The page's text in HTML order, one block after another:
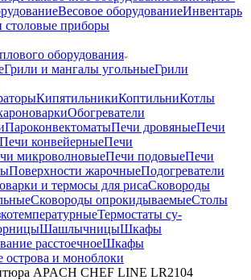
Весовое оборудованиеИнвентарь
столовые приборы
оборудования
Грили и мангалы угольныеГрили
КипятильникиКоптильниКотлы
Обогреватели
ПароконвектоматыПечи дровяныеПечи
Печи конвейерныеПечи
микроволновыеПечи подовыеПечи
Поверхности жарочныеПодогреватели
и термосы для рисаСковороды
Сковороды опрокидываемыеСтолы
Термостаты су-
ШашлычницыШкафы
расстоечноеШкафы
острова и моноблоки
APACH CHEF LINE LR2104